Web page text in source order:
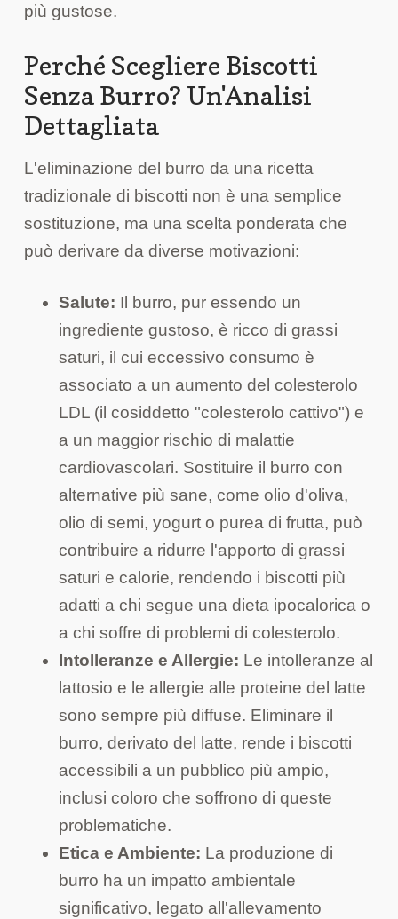
più gustose.
Perché Scegliere Biscotti
Senza Burro? Un'Analisi
Dettagliata
L'eliminazione del burro da una ricetta
tradizionale di biscotti non è una semplice
sostituzione, ma una scelta ponderata che
può derivare da diverse motivazioni:
Salute: Il burro, pur essendo un
ingrediente gustoso, è ricco di grassi
saturi, il cui eccessivo consumo è
associato a un aumento del colesterolo
LDL (il cosiddetto "colesterolo cattivo") e
a un maggior rischio di malattie
cardiovascolari. Sostituire il burro con
alternative più sane, come olio d'oliva,
olio di semi, yogurt o purea di frutta, può
contribuire a ridurre l'apporto di grassi
saturi e calorie, rendendo i biscotti più
adatti a chi segue una dieta ipocalorica o
a chi soffre di problemi di colesterolo.
Intolleranze e Allergie: Le intolleranze al
lattosio e le allergie alle proteine del latte
sono sempre più diffuse. Eliminare il
burro, derivato del latte, rende i biscotti
accessibili a un pubblico più ampio,
inclusi coloro che soffrono di queste
problematiche.
Etica e Ambiente: La produzione di
burro ha un impatto ambientale
significativo, legato all'allevamento